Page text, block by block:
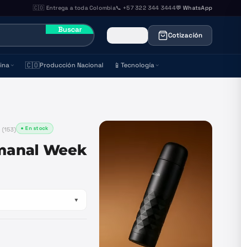
🇨🇴 Entrega a toda Colombia📞 +57 322 344 3444💬 WhatsApp
Buscar
Cotización
🇨🇴Producción Nacional 📱 Tecnología
(153) ● En stock
Week
▼